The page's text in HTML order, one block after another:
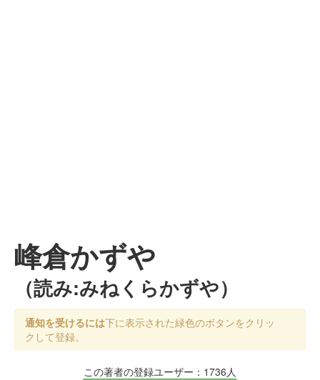
峰倉かずや
（読み:みねくらかずや）
通知を受けるには下に表示された緑色のボタンをクリッ
クして登録。
この著者の登録ユーザー：1736人